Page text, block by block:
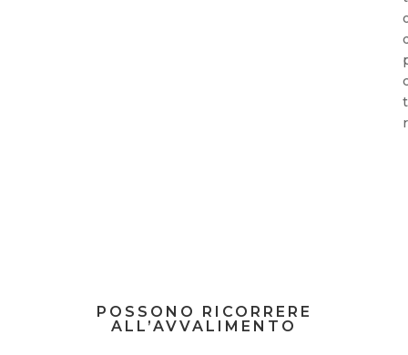
POSSONO RICORRERE
ALL’AVVALIMENTO